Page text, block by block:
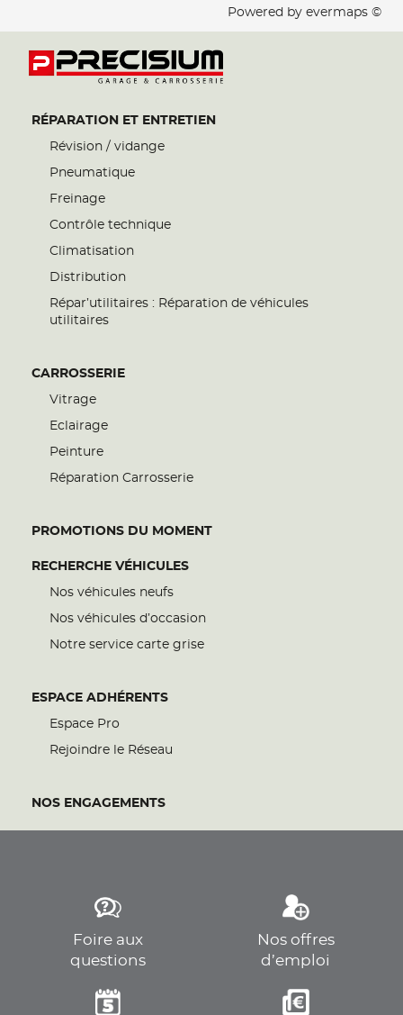
Powered by evermaps ©
RÉPARATION ET ENTRETIEN
Révision / vidange
Pneumatique
Freinage
Contrôle technique
Climatisation
Distribution
Répar’utilitaires : Réparation de véhicules
utilitaires
CARROSSERIE
Vitrage
Eclairage
Peinture
Réparation Carrosserie
PROMOTIONS DU MOMENT
RECHERCHE VÉHICULES
Nos véhicules neufs
Nos véhicules d’occasion
Notre service carte grise
ESPACE ADHÉRENTS
Espace Pro
Rejoindre le Réseau
NOS ENGAGEMENTS
Foire aux
questions
Nos offres
d’emploi